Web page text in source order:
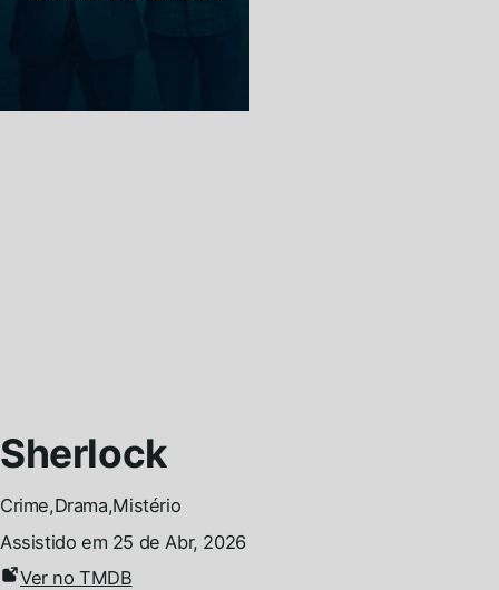
Sherlock
Crime,Drama,Mistério
Assistido em 25 de Abr, 2026
Ver no TMDB